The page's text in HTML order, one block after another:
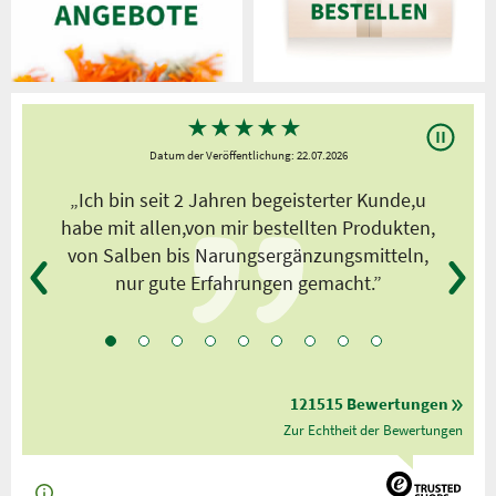
★★★★★
Datum der Veröffentlichung: 22.07.2026
„Ich bin seit 2 Jahren begeisterter Kunde,u
habe mit allen,von mir bestellten Produkten,
von Salben bis Narungsergänzungsmitteln,
nur gute Erfahrungen gemacht.”
121515 Bewertungen
Zur Echtheit der Bewertungen